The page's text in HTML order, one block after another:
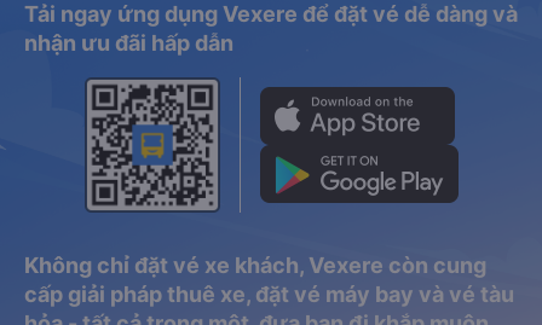
Tải ngay ứng dụng Vexere để đặt vé dễ dàng và
nhận ưu đãi hấp dẫn
Không chỉ đặt vé xe khách, Vexere còn cung
cấp giải pháp thuê xe, đặt vé máy bay và vé tàu